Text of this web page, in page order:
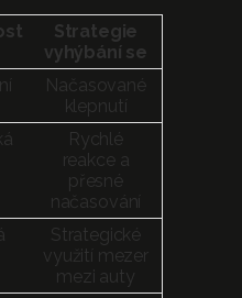
Strategie
vyhýbání se
Načasované
klepnutí
Rychlé
reakce a
přesné
načasování
Strategické
využití mezer
mezi auty